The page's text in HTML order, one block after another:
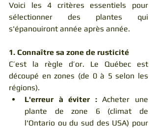
Voici les 4 critères essentiels pour
sélectionner des plantes qui
s'épanouiront année après année.
1. Connaître sa zone de rusticité
C’est la règle d’or. Le Québec est
découpé en zones (de 0 à 5 selon les
régions).
L'erreur à éviter : Acheter une
plante de zone 6 (climat de
l'Ontario ou du sud des USA) pour